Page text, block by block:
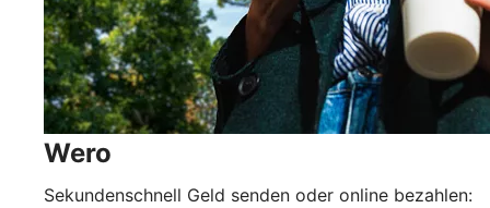
Wero
Sekundenschnell Geld senden oder online bezahlen: